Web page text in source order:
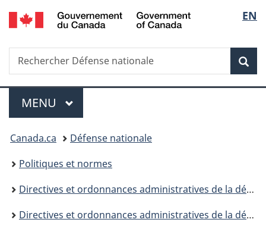
Passer
au
principal
Passer
à
Au
du
Passer
à
version
simplifiée
de
la
EN
Recherche
Rechercher
Défense
Menu
MENU PRINCIPAL
Vous
êtes
ici :
Canada.ca
Défense nationale
Politiques et normes
Directives et ordonnances administratives de la défense
Directives et ordonnances administratives de la défense (DOAD) - 3000